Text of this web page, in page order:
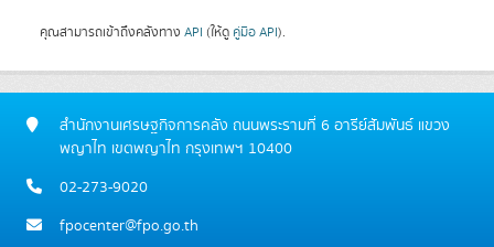
คุณสามารถเข้าถึงคลังทาง API (ให้ดู คู่มือ API).
สำนักงานเศรษฐกิจการคลัง ถนนพระรามที่ 6 อารีย์สัมพันธ์ แขวง
พญาไท เขตพญาไท กรุงเทพฯ 10400
02-273-9020
fpocenter@fpo.go.th